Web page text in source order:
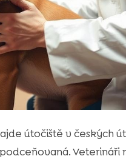
útočiště v českých
Veterináři